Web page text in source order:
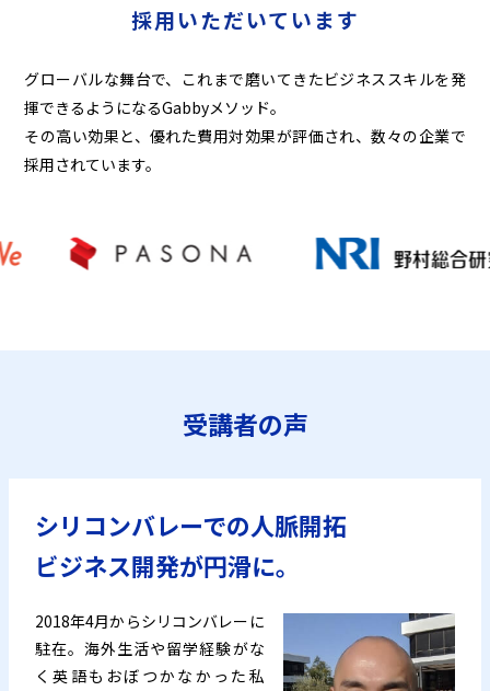
採用いただいています
グローバルな舞台で、これまで磨いてきたビジネススキルを発
揮できるようになるGabbyメソッド。
その高い効果と、優れた費用対効果が評価され、数々の企業で
採用されています。
受講者の声
シリコンバレーでの人脈開拓
ビジネス開発が円滑に。
2018年4月からシリコンバレーに
駐在。海外生活や留学経験がな
く英語もおぼつかなかった私